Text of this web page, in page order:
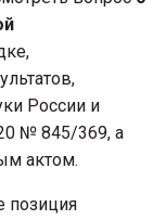
России и
№ 845/369, а
актом.
позиция